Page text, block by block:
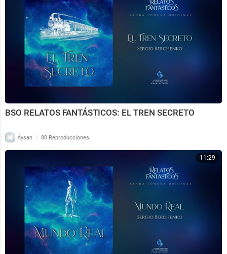
BSO RELATOS FANTÁSTICOS: EL TREN SECRETO
Áysan | 80 Reproducciones
11:29